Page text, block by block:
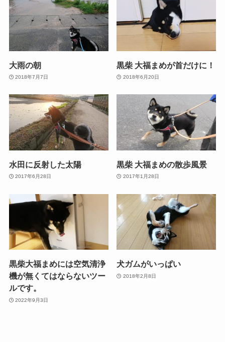
大雨の朝
2018年7月7日
黒柴 大福まめが首だけに！
2018年6月20日
水田に反射した太陽
2017年6月28日
黒柴 大福まめの散歩風景
2017年1月28日
黒柴大福まめには空気清浄
機が無くてはならないツー
ルです。
2022年9月3日
犬ガムがいっぱい
2018年2月8日